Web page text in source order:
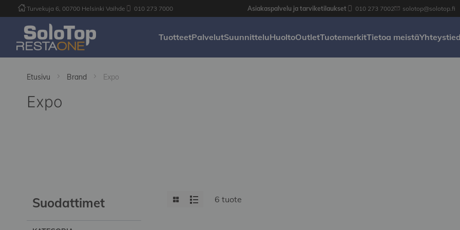
Turvekuja 6, 00700 Helsinki Vaihde 010 273 7000 Asiakaspalvelu ja tarviketilaukset 010 273 7002 solotop@solotop.fi
TuotteetPalvelutSuunnitteluHuoltoOutletTuotemerkitTietoa meistä
Etusivu Brand Expo
Expo
View
Grid List 6 tuote
Suodattimet